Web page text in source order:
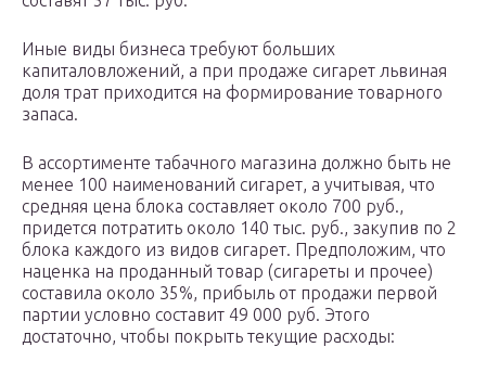
Иные виды бизнеса требуют больших
капиталовложений, а при продаже сигарет львиная
доля трат приходится на формирование товарного
запаса.
В ассортименте табачного магазина должно быть не
менее 100 наименований сигарет, а учитывая, что
средняя цена блока составляет около 700 руб.,
придется потратить около 140 тыс. руб., закупив по 2
блока каждого из видов сигарет. Предположим, что
наценка на проданный товар (сигареты и прочее)
составила около 35%, прибыль от продажи первой
партии условно составит 49 000 руб. Этого
достаточно, чтобы покрыть текущие расходы: